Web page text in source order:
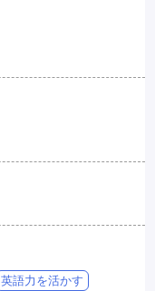
英語力を活かす